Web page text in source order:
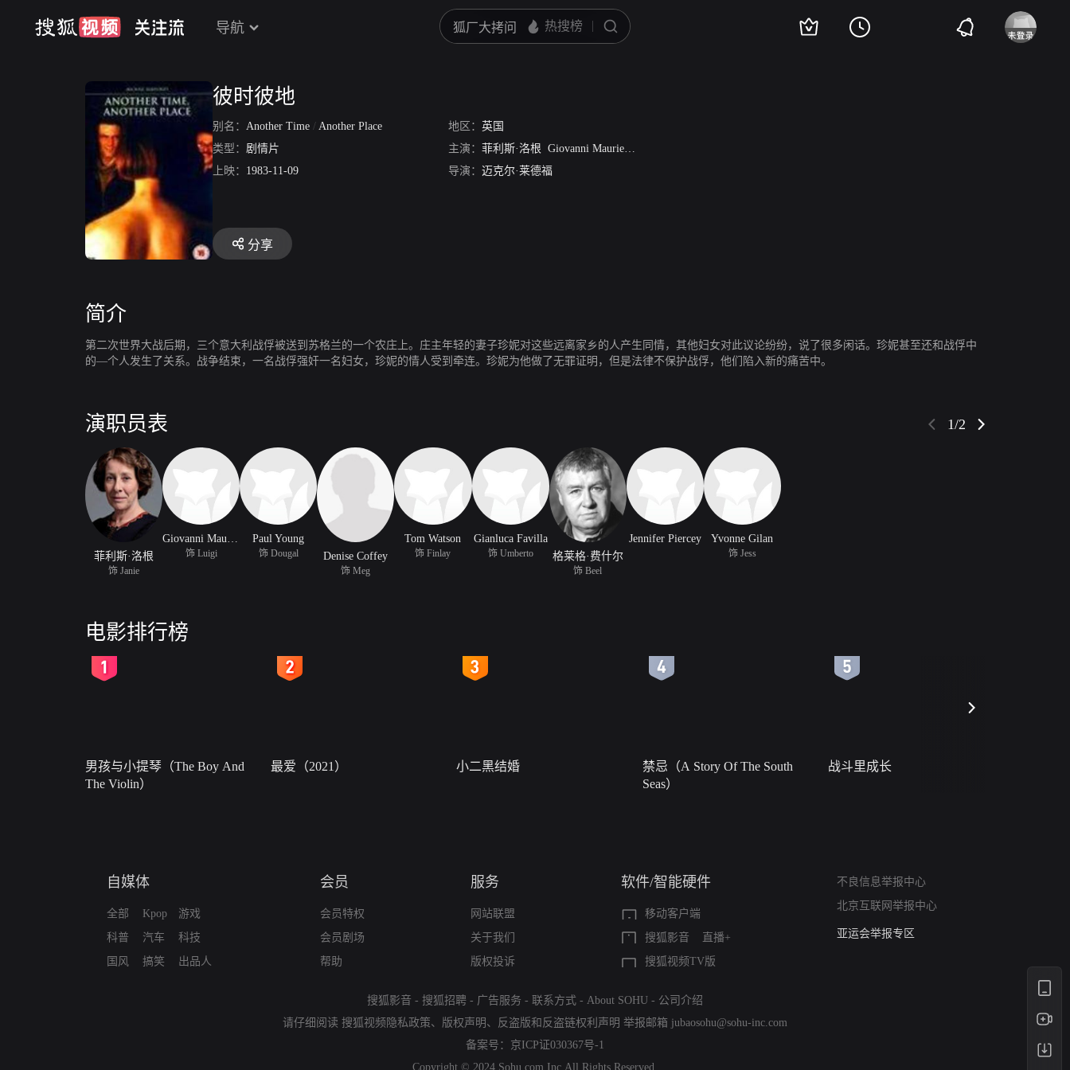
导航
彼时彼地
别名： Another Time / Another Place 地区： 英国
类型： 剧情片 主演： 菲利斯·洛根 Giovanni Mauriello
上映： 1983-11-09 导演： 迈克尔·莱德福
分享
简介
第二次世界大战后期，三个意大利战俘被送到苏格兰的一个农庄上。庄主年轻的妻子珍妮对这些远离家乡的人产生同情，其他妇女对此议论纷纷，说了很多闲话。珍妮甚至还和战俘中
的—个人发生了关系。战争结束，一名战俘强奸一名妇女，珍妮的情人受到牵连。珍妮为他做了无罪证明，但是法律不保护战俘，他们陷入新的痛苦中。
演职员表 1/2
菲利斯·洛根
饰 Janie
Giovanni Mauriello
饰 Luigi
Paul Young
饰 Dougal Denise Coffey
饰 Meg
Tom Watson
饰 Finlay
Gianluca Favilla
饰 Umberto 格莱格·费什尔
饰 Beel
Jennifer Piercey Yvonne Gilan
饰 Jess
电影排行榜
男孩与小提琴（The Boy And
The Violin）
最爱（2021） 小二黑结婚
禁忌（A Story Of The South
Seas）
战斗里成长
自媒体
全部
科普
国风
Kpop
汽车
搞笑
游戏
科技
出品人
会员
会员特权
会员剧场
帮助
服务
网站联盟
关于我们
版权投诉
软件/智能硬件
移动客户端
搜狐影音
直播+
搜狐视频TV版
不良信息举报中心
北京互联网举报中心
算法推荐专项举报
亚运会举报专区
搜狐影音 - 搜狐招聘 - 广告服务 - 联系方式 - About SOHU - 公司介绍
请仔细阅读 搜狐视频隐私政策、 版权声明 、 反盗版和反盗链权利声明 举报邮箱 jubaosohu@sohu-inc.com
备案号： 京ICP证030367号-1
Copyright © 2024 Sohu.com Inc.All Rights Reserved.